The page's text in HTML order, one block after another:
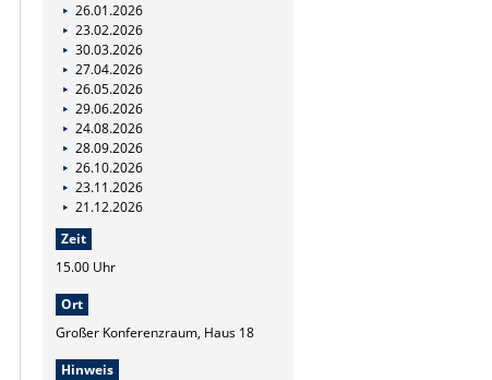
26.01.2026
23.02.2026
30.03.2026
27.04.2026
26.05.2026
29.06.2026
24.08.2026
28.09.2026
26.10.2026
23.11.2026
21.12.2026
Zeit
15.00 Uhr
Ort
Großer Konferenzraum, Haus 18
Hinweis